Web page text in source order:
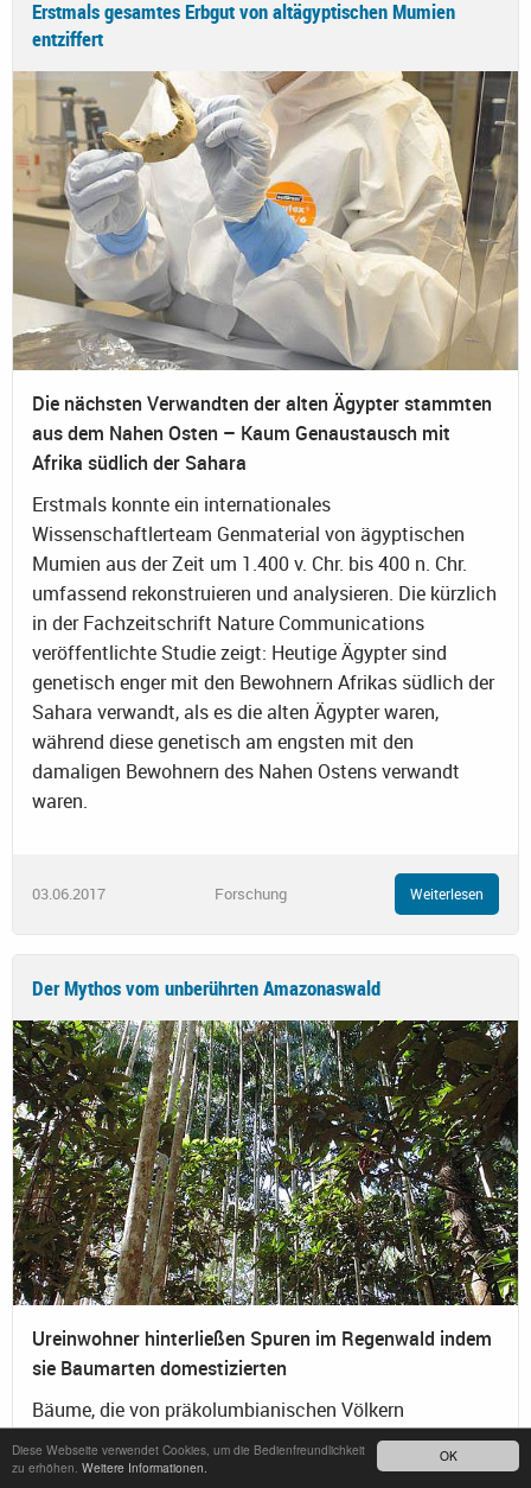
OK
Diese Webseite verwendet Cookies, um die Bedienfreundlichkeit
zu erhöhen. Weitere Informationen.
Erstmals gesamtes Erbgut von altägyptischen Mumien
entziffert
Die nächsten Verwandten der alten Ägypter stammten
aus dem Nahen Osten – Kaum Genaustausch mit
Afrika südlich der Sahara
Erstmals konnte ein internationales
Wissenschaftlerteam Genmaterial von ägyptischen
Mumien aus der Zeit um 1.400 v. Chr. bis 400 n. Chr.
umfassend rekonstruieren und analysieren. Die kürzlich
in der Fachzeitschrift Nature Communications
veröffentlichte Studie zeigt: Heutige Ägypter sind
genetisch enger mit den Bewohnern Afrikas südlich der
Sahara verwandt, als es die alten Ägypter waren,
während diese genetisch am engsten mit den
damaligen Bewohnern des Nahen Ostens verwandt
waren.
03.06.2017 Forschung Weiterlesen
Der Mythos vom unberührten Amazonaswald
Ureinwohner hinterließen Spuren im Regenwald indem
sie Baumarten domestizierten
Bäume, die von präkolumbianischen Völkern
domestiziert wurden, spielen bis heute eine wichtige
Rolle in den Wäldern des Amazonas-Beckens. Die